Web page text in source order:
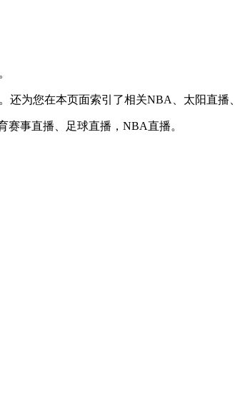
为您在本页面索引了相关NBA、太阳直播
事直播、足球直播，NBA直播。